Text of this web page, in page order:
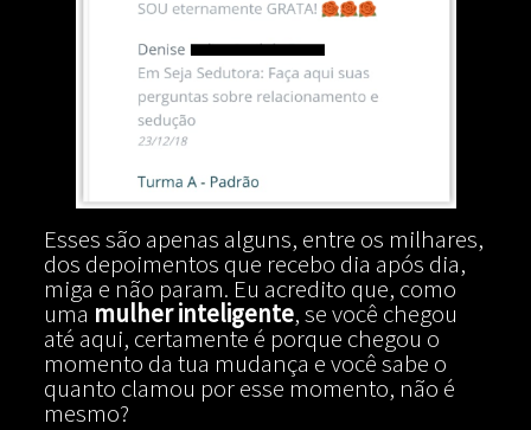
Esses são apenas alguns, entre os milhares,
dos depoimentos que recebo dia após dia,
miga e não param. Eu acredito que, como
uma mulher inteligente, se você chegou
até aqui, certamente é porque chegou o
momento da tua mudança e você sabe o
quanto clamou por esse momento, não é
mesmo?